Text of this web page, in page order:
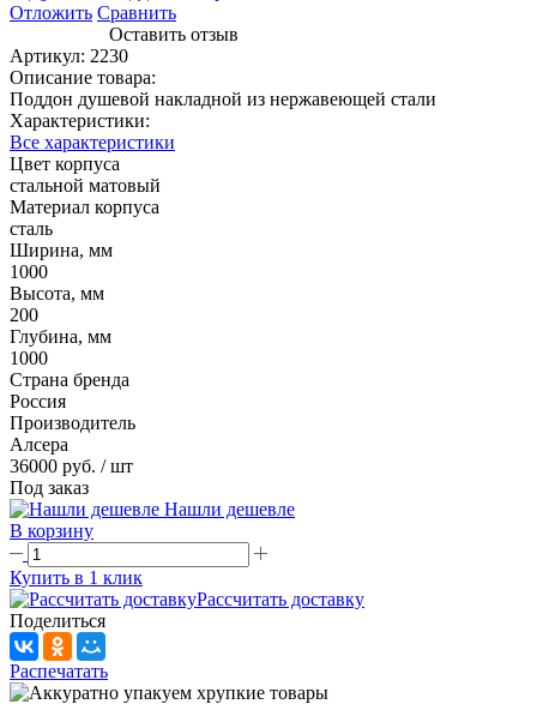
Отложить Сравнить
Оставить отзыв
Артикул: 2230
Описание товара:
Поддон душевой накладной из нержавеющей стали
Характеристики:
Все характеристики
Цвет корпуса
стальной матовый
Материал корпуса
сталь
Ширина, мм
1000
Высота, мм
200
Глубина, мм
1000
Страна бренда
Россия
Производитель
Алсера
36000 руб. / шт
Под заказ
Нашли дешевле
В корзину
Купить в 1 клик
Рассчитать доставку
Поделиться
Распечатать